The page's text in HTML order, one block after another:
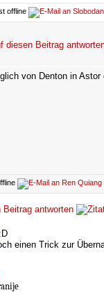
von Denton in
einen Trick zur